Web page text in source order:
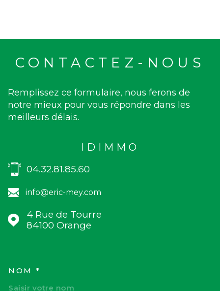
CONTACTEZ-NOUS
Remplissez ce formulaire, nous ferons de
notre mieux pour vous répondre dans les
meilleurs délais.
IDIMMO
04.32.81.85.60
info@eric-mey.com
4 Rue de Tourre
84100
Orange
NOM *